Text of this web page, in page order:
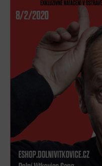
Hotel VP1
Koncerty w U6.
Przyjęcie urodzinowe
Obozy
Tematyczne karty
Loty widokowe
Wypożyczanie